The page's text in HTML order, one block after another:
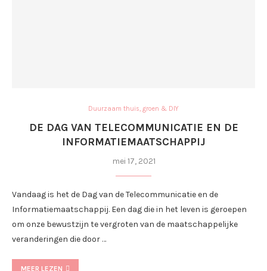
Duurzaam thuis, groen & DIY
DE DAG VAN TELECOMMUNICATIE EN DE
INFORMATIEMAATSCHAPPIJ
mei 17, 2021
Vandaag is het de Dag van de Telecommunicatie en de
Informatiemaatschappij. Een dag die in het leven is geroepen
om onze bewustzijn te vergroten van de maatschappelijke
veranderingen die door …
MEER LEZEN